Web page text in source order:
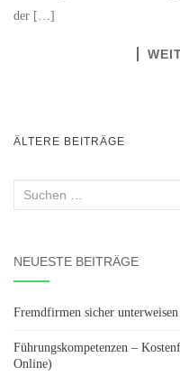
der […]
ÄLTERE BEITRÄGE
Suchen
NEUESTE BEITRÄGE
Fremdfirmen sicher
Führungskompetenzen –
Online)